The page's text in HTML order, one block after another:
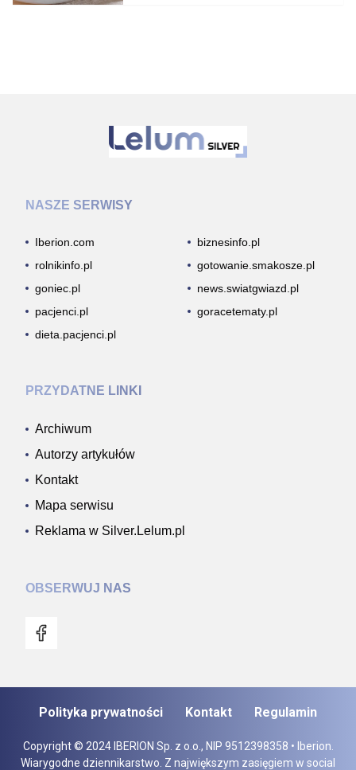
NASZE SERWISY
Iberion.com
biznesinfo.pl
rolnikinfo.pl
gotowanie.smakosze.pl
goniec.pl
news.swiatgwiazd.pl
pacjenci.pl
goracetematy.pl
dieta.pacjenci.pl
PRZYDATNE LINKI
Archiwum
Autorzy artykułów
Kontakt
Mapa serwisu
Reklama w Silver.Lelum.pl
OBSERWUJ NAS
Copyright © 2024 IBERION Sp. z o.o., NIP 9512398358 • Iberion.
Wiarygodne dziennikarstwo. Z największym zasięgiem w social
Polityka prywatności Kontakt Regulamin